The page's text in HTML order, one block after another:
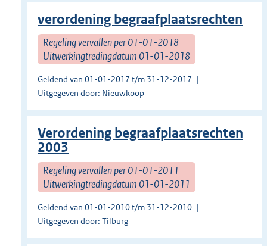
verordening begraafplaatsrechten
Regeling vervallen per 01-01-2018
Uitwerkingtredingdatum 01-01-2018
Geldend van 01-01-2017 t/m 31-12-2017
Uitgegeven door: Nieuwkoop
Verordening begraafplaatsrechten
2003
Regeling vervallen per 01-01-2011
Uitwerkingtredingdatum 01-01-2011
Geldend van 01-01-2010 t/m 31-12-2010
Uitgegeven door: Tilburg